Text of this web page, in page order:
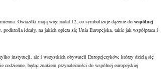
Gwiazdki mają więc nadal 12, co symbolizuje dążenie do wspólnej
ideały, na jakich opiera się Unia Europejska, takie jak współpraca i
instytucji, ale i wszystkich obywateli Europejczyków, którzy dzielą się
będąc znakiem przynależności do wspólnej europejskiej